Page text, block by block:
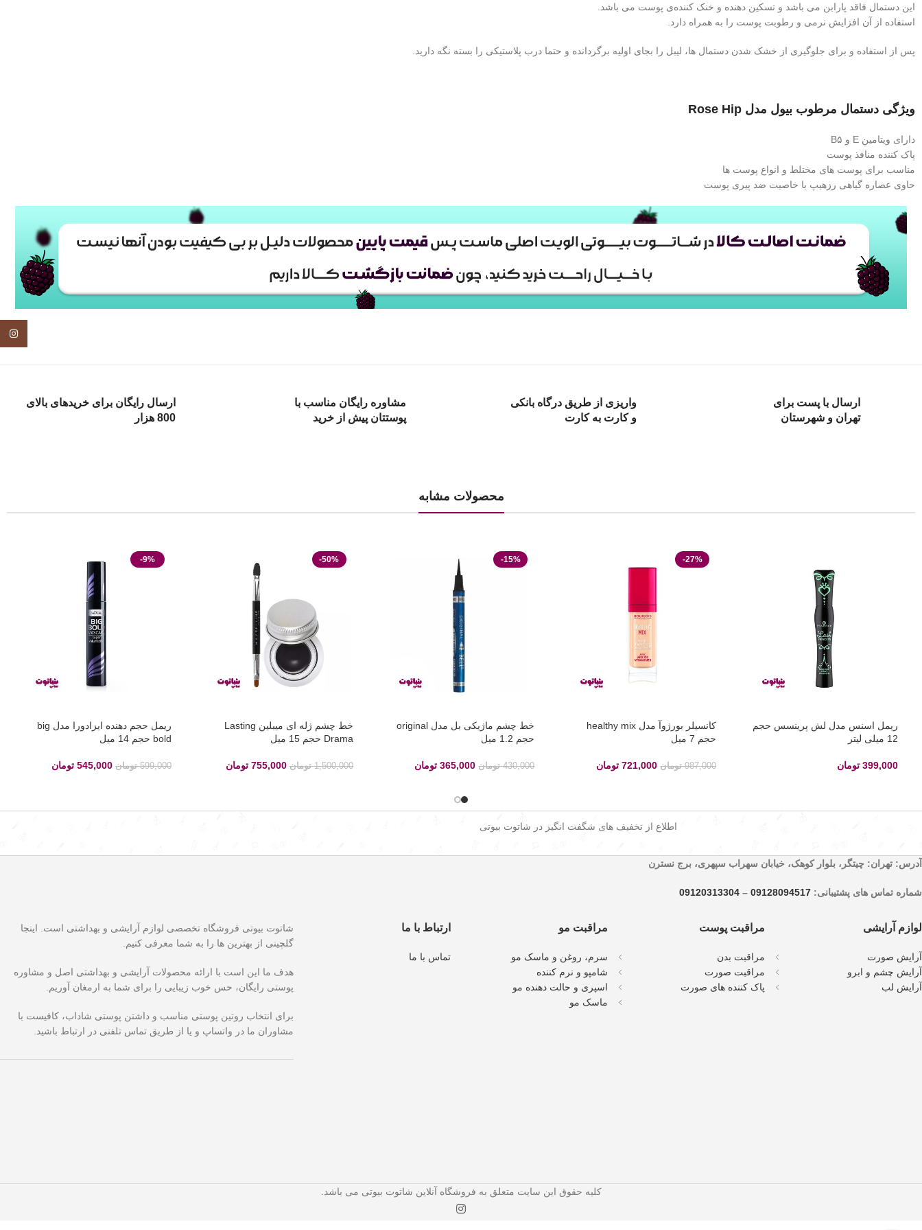
این دستمال فاقد پارابن می باشد و تسکین دهنده و خنک کننده‌ی پوست می باشد.
استفاده از آن افزايش نرمی و رطوبت پوست را به همراه دارد.
پس از استفاده و برای جلوگیری از خشک شدن دستمال ها، لیبل را بجای اولیه برگردانده و حتما درب پلاستیکی را بسته نگه دارید.
ویژگی دستمال مرطوب بیول مدل Rose Hip
دارای ویتامین E و B۵
پاک کننده منافذ پوست
مناسب برای پوست های مختلط و انواع پوست ها
حاوی عصاره گیاهی رزهیپ با خاصیت ضد پیری پوست
ارسال با پست برای
تهران و شهرستان
واریزی از طریق درگاه بانکی
و کارت به کارت
مشاوره رایگان مناسب با
پوستتان پیش از خرید
ارسال رایگان برای خریدهای بالای
800 هزار
محصولات مشابه
ریمل اسنس مدل لش پرینسس حجم
12 میلی لیتر
399,000 تومان
-27%
کانسیلر بورژوآ مدل healthy mix
حجم 7 میل
987,000 تومان 721,000 تومان
-15%
خط چشم ماژیکی بل مدل original
حجم 1.2 میل
430,000 تومان 365,000 تومان
-50%
خط چشم ژله ای میبلین Lasting
Drama حجم 15 میل
1,500,000 تومان 755,000 تومان
-9%
ریمل حجم دهنده ایزادورا مدل big
bold حجم 14 میل
599,000 تومان 545,000 تومان
اطلاع از تخفیف های شگفت انگیز در شاتوت بیوتی
آدرس: تهران: چیتگر، بلوار کوهک، خیابان سهراب سپهری، برج نسترن
شماره تماس های پشتیبانی: 09128094517
–
09120313304
لوازم آرایشی
آرایش صورت
آرایش چشم و ابرو
آرایش لب
مراقبت پوست
مراقبت بدن
مراقبت صورت
پاک کننده های صورت
مراقبت مو
سرم، روغن و ماسک مو
شامپو و نرم کننده
اسپری و حالت دهنده مو
ماسک مو
ارتباط با ما
تماس با ما
شاتوت بیوتی فروشگاه تخصصی لوازم آرایشی و بهداشتی است. اینجا
گلچینی از بهترین ها را به شما معرفی کنیم.
هدف ما این است با ارائه محصولات آرایشی و بهداشتی اصل و مشاوره
پوستی رایگان، حس خوب زیبایی را برای شما به ارمغان آوریم.
برای انتخاب روتین پوستی مناسب و داشتن پوستی شاداب، کافیست با
مشاوران ما در واتساپ و یا از طریق تماس تلفنی در ارتباط باشید.
کلیه حقوق این سایت متعلق به فروشگاه آنلاین شاتوت بیوتی می باشد.